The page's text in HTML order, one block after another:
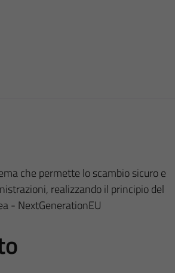
che permette lo scambio sicuro e
realizzando il principio del
- NextGenerationEU